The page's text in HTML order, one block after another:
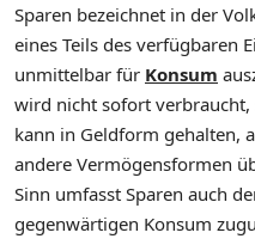
Sparen bezeichnet in der
eines Teils des verfügbaren
unmittelbar für Konsum
wird nicht sofort verbraucht,
kann in Geldform gehalten,
andere Vermögensformen
Sinn umfasst Sparen auch
gegenwärtigen Konsum